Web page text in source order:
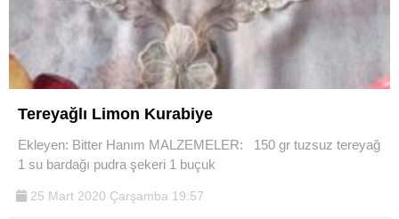
Tereyağlı Limon Kurabiye
Ekleyen: Bitter Hanım MALZEMELER: 150 gr tuzsuz tereyağ
1 su bardağı pudra şekeri 1 buçuk
25 Mart 2020 Çarşamba 19:57